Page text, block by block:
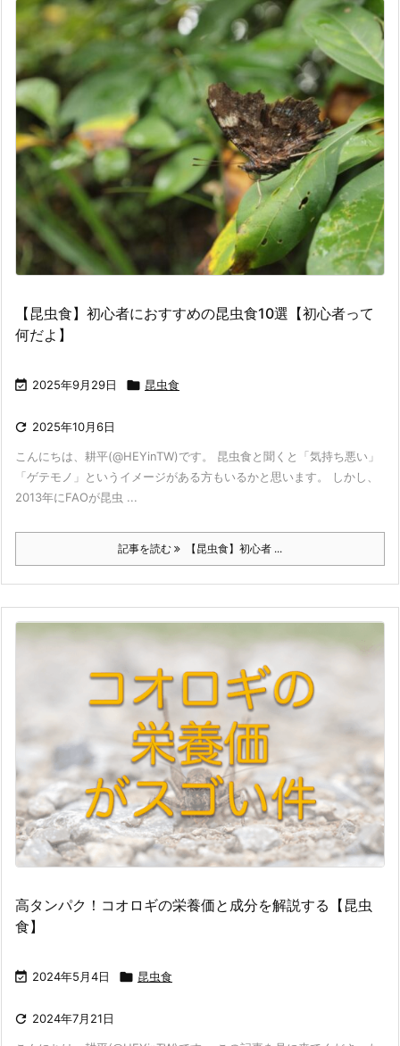
【昆虫食】初心者におすすめの昆虫食10選【初心者って
何だよ】
 2025年9月29日  昆虫食
 2025年10月6日
こんにちは、耕平(@HEYinTW)です。 昆虫食と聞くと「気持ち悪い」
「ゲテモノ」というイメージがある方もいるかと思います。 しかし、
2013年にFAOが昆虫 ...
記事を読む 【昆虫食】初心者 ...
高タンパク！コオロギの栄養価と成分を解説する【昆虫
食】
 2024年5月4日  昆虫食
 2024年7月21日